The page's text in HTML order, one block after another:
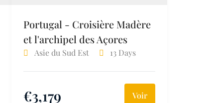
Portugal - Croisière Madère
et l'archipel des Açores
Asie du Sud Est 13 Days
€3,179 Voir